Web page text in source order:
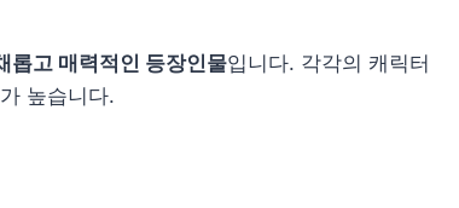
롭고 매력적인 등장인물입니다. 각각의 캐릭터
높습니다.